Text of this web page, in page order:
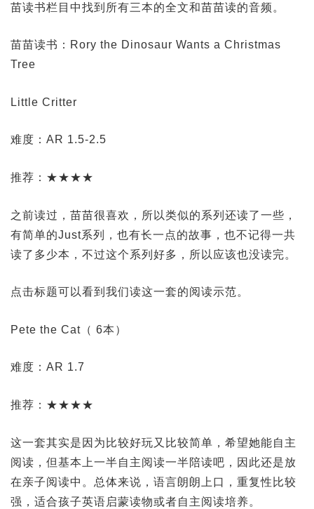
苗读书栏目中找到所有三本的全文和苗苗读的音频。
苗苗读书：Rory the Dinosaur Wants a Christmas
Tree
Little Critter
难度：AR 1.5-2.5
推荐：★★★★
之前读过，苗苗很喜欢，所以类似的系列还读了一些，
有简单的Just系列，也有长一点的故事，也不记得一共
读了多少本，不过这个系列好多，所以应该也没读完。
点击标题可以看到我们读这一套的阅读示范。
Pete the Cat（ 6本）
难度：AR 1.7
推荐：★★★★
这一套其实是因为比较好玩又比较简单，希望她能自主
阅读，但基本上一半自主阅读一半陪读吧，因此还是放
在亲子阅读中。总体来说，语言朗朗上口，重复性比较
强，适合孩子英语启蒙读物或者自主阅读培养。